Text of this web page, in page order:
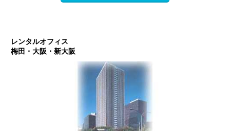
レンタルオフィス
梅田・大阪・新大阪